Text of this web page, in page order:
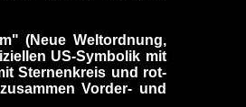
(Neue Weltordnung,
US-Symbolik mit
Sternenkreis und rot-
Vorder- und